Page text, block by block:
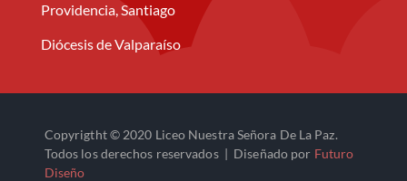
Providencia, Santiago
Diócesis de Valparaíso
Copyrigtht © 2020 Liceo Nuestra Señora De La Paz.
Todos los derechos reservados | Diseñado por Futuro
Diseño